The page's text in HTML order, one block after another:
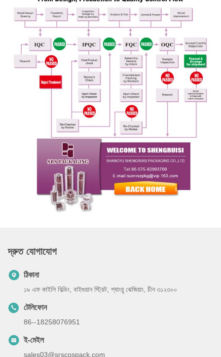
দ্রুত যোগাযোগ
ঠিকানা
১৯ এফ কাইলি বিল্ডিং, বাইগুয়ান স্ট্রিট, শ্যাংয়ু ঝেজিয়াং, চীন ৩১২৩০০
টেলিফোন
86--18258076951
ই-মেইল
sales03@srscospack.com